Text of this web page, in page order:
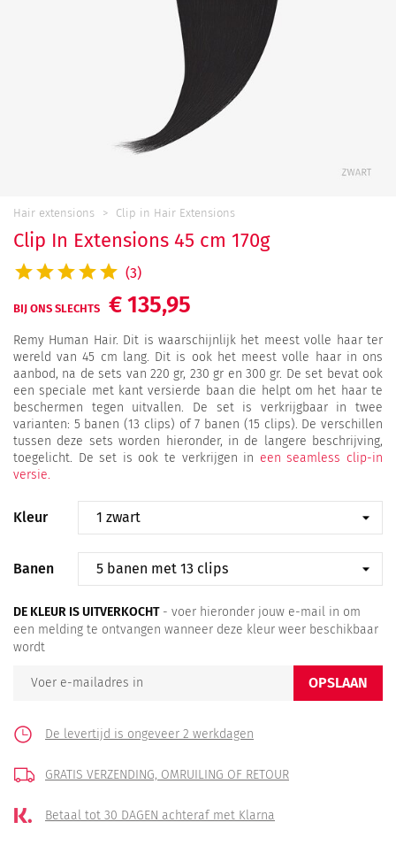
Hair extensions Clip in Hair Extensions
Clip In Extensions 45 cm 170g
(3)
BIJ ONS SLECHTS € 135,95
Remy Human Hair. Dit is waarschijnlijk het meest volle haar ter
wereld van 45 cm lang. Dit is ook het meest volle haar in ons
aanbod, na de sets van 220 gr, 230 gr en 300 gr. De set bevat ook
een speciale met kant versierde baan die helpt om het haar te
beschermen tegen uitvallen. De set is verkrijgbaar in twee
varianten: 5 banen (13 clips) of 7 banen (15 clips). De verschillen
tussen deze sets worden hieronder, in de langere beschrijving,
toegelicht. De set is ook te verkrijgen in een seamless clip-in
versie.
Kleur
Banen
DE KLEUR IS UITVERKOCHT- voer hieronder jouw e-mail in om
een ​​melding te ontvangen wanneer deze kleur weer beschikbaar
wordt
OPSLAAN
De levertijd is ongeveer 2 werkdagen
GRATIS VERZENDING, OMRUILING OF RETOUR
Betaal tot 30 DAGEN achteraf met Klarna